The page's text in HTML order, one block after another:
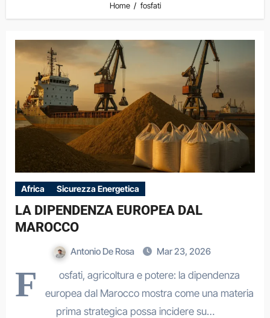
Home fosfati
Africa Sicurezza Energetica
LA DIPENDENZA EUROPEA DAL
MAROCCO
Antonio De Rosa Mar 23, 2026
F
osfati, agricoltura e potere: la dipendenza
europea dal Marocco mostra come una materia
prima strategica possa incidere su…